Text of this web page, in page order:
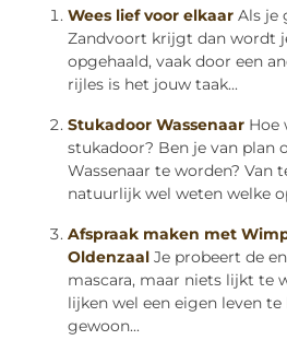
Wees lief voor elkaar Als je
Zandvoort krijgt dan wordt
opgehaald, vaak door een
rijles is het jouw taak...
Stukadoor Wassenaar Hoe
stukadoor? Ben je van plan
Wassenaar te worden? Van
natuurlijk wel weten welke
Afspraak maken met
Oldenzaal Je probeert de
mascara, maar niets lijkt te
lijken wel een eigen leven
gewoon...